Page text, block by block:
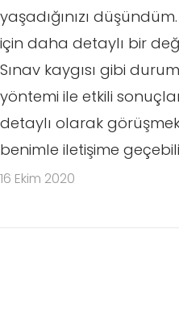
yaşadığınızı
için daha detaylı bir
Sınav kaygısı gibi
yöntemi ile etkili
detaylı olarak
benimle iletişime
16 Ekim 2020